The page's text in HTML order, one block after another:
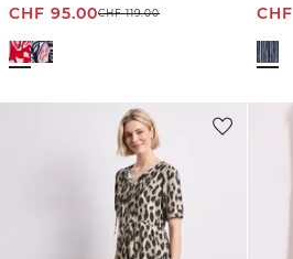
CHF 95.00CHF119.00
CHF